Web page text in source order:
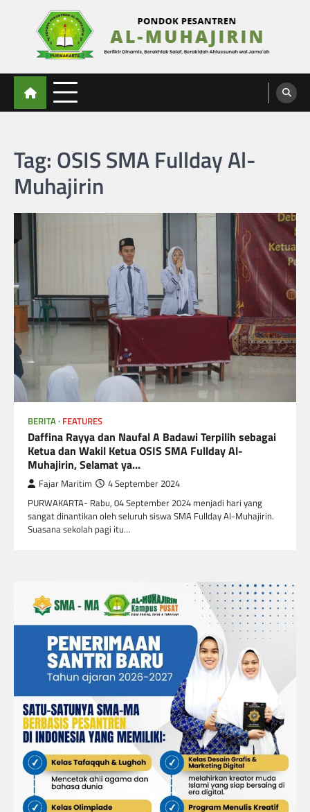
Al-Muhajirin
Berpikir Dinamis – Berakhlak Salaf – Berakidah Ahlussunah wal Jamaah
Tag: OSIS SMA Fullday Al-
Muhajirin
BERITA FEATURES
Daffina Rayya dan Naufal A Badawi Terpilih sebagai
Ketua dan Wakil Ketua OSIS SMA Fullday Al-
Muhajirin, Selamat ya…
Fajar Maritim 4 September 2024
PURWAKARTA- Rabu, 04 September 2024 menjadi hari yang
sangat dinantikan oleh seluruh siswa SMA Fullday Al-Muhajirin.
Suasana sekolah pagi itu…